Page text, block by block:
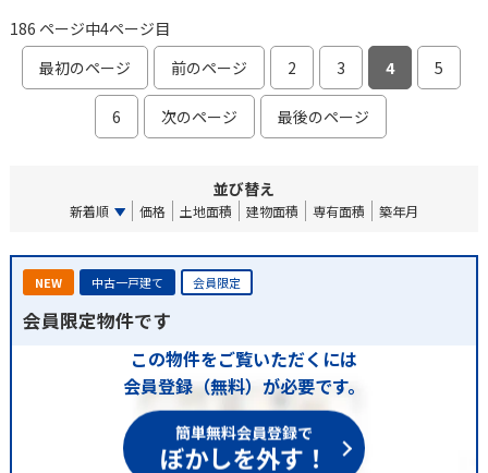
186 ページ中4ページ目
最初のページ
前のページ 2 3 4 5
6 次のページ 最後のページ
並び替え
新着順 価格 土地面積 建物面積 専有面積 築年月
NEW 中古一戸建て 会員限定
会員限定物件です
この物件をご覧いただくには
会員登録（無料）が必要です。
簡単無料会員登録で
ぼかしを外す！